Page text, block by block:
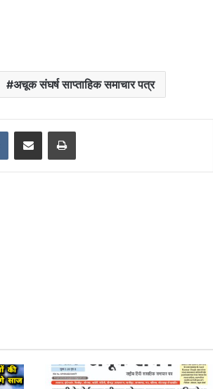
अचूक संघर्ष साप्ताहिक समाचार पत्र
VKontakteShare via Email Print